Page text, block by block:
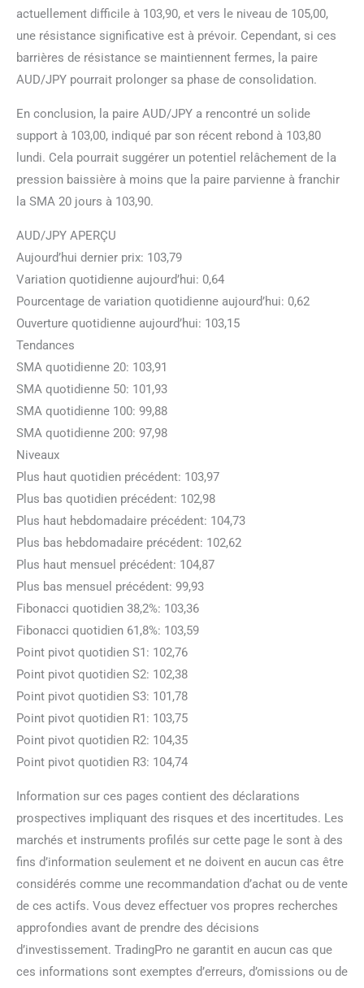
actuellement difficile à 103,90, et vers le niveau de 105,00,
une résistance significative est à prévoir. Cependant, si ces
barrières de résistance se maintiennent fermes, la paire
AUD/JPY pourrait prolonger sa phase de consolidation.
En conclusion, la paire AUD/JPY a rencontré un solide
support à 103,00, indiqué par son récent rebond à 103,80
lundi. Cela pourrait suggérer un potentiel relâchement de la
pression baissière à moins que la paire parvienne à franchir
la SMA 20 jours à 103,90.
AUD/JPY APERÇU
Aujourd’hui dernier prix: 103,79
Variation quotidienne aujourd’hui: 0,64
Pourcentage de variation quotidienne aujourd’hui: 0,62
Ouverture quotidienne aujourd’hui: 103,15
Tendances
SMA quotidienne 20: 103,91
SMA quotidienne 50: 101,93
SMA quotidienne 100: 99,88
SMA quotidienne 200: 97,98
Niveaux
Plus haut quotidien précédent: 103,97
Plus bas quotidien précédent: 102,98
Plus haut hebdomadaire précédent: 104,73
Plus bas hebdomadaire précédent: 102,62
Plus haut mensuel précédent: 104,87
Plus bas mensuel précédent: 99,93
Fibonacci quotidien 38,2%: 103,36
Fibonacci quotidien 61,8%: 103,59
Point pivot quotidien S1: 102,76
Point pivot quotidien S2: 102,38
Point pivot quotidien S3: 101,78
Point pivot quotidien R1: 103,75
Point pivot quotidien R2: 104,35
Point pivot quotidien R3: 104,74
Information sur ces pages contient des déclarations
prospectives impliquant des risques et des incertitudes. Les
marchés et instruments profilés sur cette page le sont à des
fins d’information seulement et ne doivent en aucun cas être
considérés comme une recommandation d’achat ou de vente
de ces actifs. Vous devez effectuer vos propres recherches
approfondies avant de prendre des décisions
d’investissement. TradingPro ne garantit en aucun cas que
ces informations sont exemptes d’erreurs, d’omissions ou de